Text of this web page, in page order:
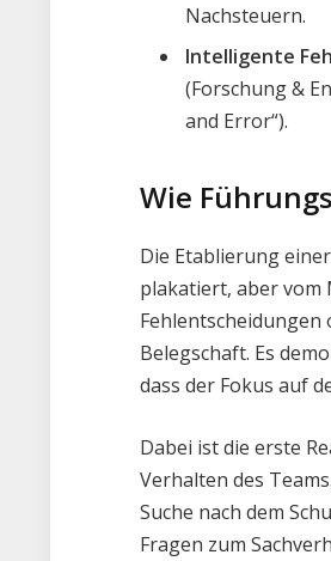
Nachsteuern.
Intelligente
(Forschung &
and Error“).
Wie
Die Etablierung
plakatiert, aber vom
Belegschaft. Es
dass der Fokus auf
Dabei ist die erste
Verhalten des
Suche nach dem
Fragen zum